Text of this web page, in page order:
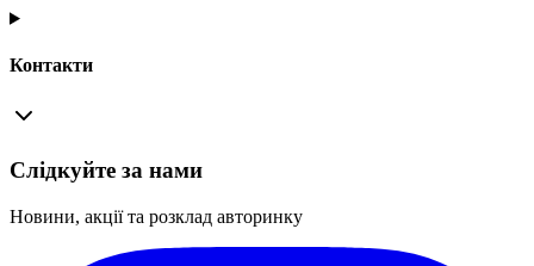
Контакти
Слідкуйте за нами
Новини, акції та розклад авторинку